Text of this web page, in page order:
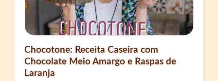
Chocotone: Receita Caseira com
Chocolate Meio Amargo e Raspas de
Laranja